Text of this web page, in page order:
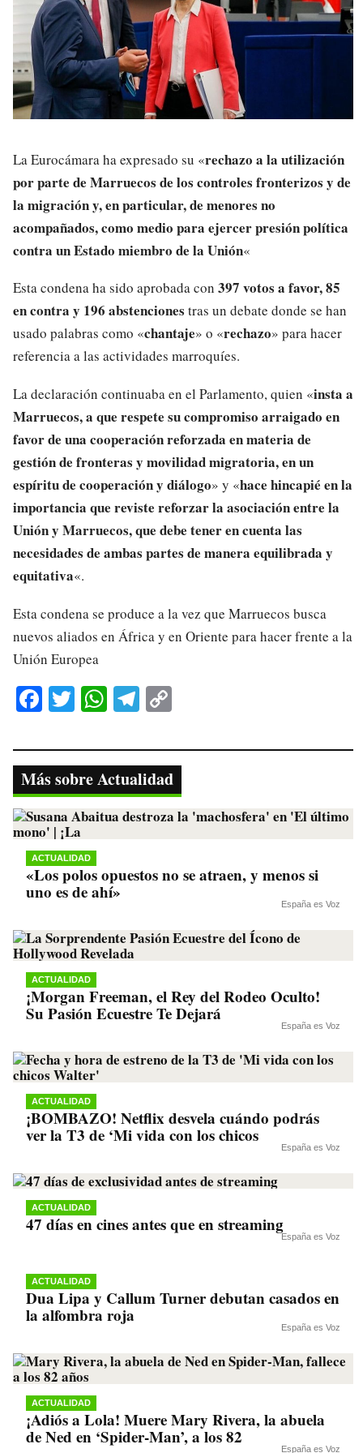
La Eurocámara ha expresado su «rechazo a la utilización
por parte de Marruecos de los controles fronterizos y de
la migración y, en particular, de menores no
acompañados, como medio para ejercer presión política
contra un Estado miembro de la Unión«
Esta condena ha sido aprobada con 397 votos a favor, 85
en contra y 196 abstenciones tras un debate donde se han
usado palabras como «chantaje» o «rechazo» para hacer
referencia a las actividades marroquíes.
La declaración continuaba en el Parlamento, quien «insta a
Marruecos, a que respete su compromiso arraigado en
favor de una cooperación reforzada en materia de
gestión de fronteras y movilidad migratoria, en un
espíritu de cooperación y diálogo» y «hace hincapié en la
importancia que reviste reforzar la asociación entre la
Unión y Marruecos, que debe tener en cuenta las
necesidades de ambas partes de manera equilibrada y
equitativa«.
Esta condena se produce a la vez que Marruecos busca
nuevos aliados en África y en Oriente para hacer frente a la
Unión Europea
Fa
bo
ok
T
tte
r
W
ts
A
pp
Te
gr
a
m
y
Li
nk
Más sobre Actualidad
ACTUALIDAD
«Los polos opuestos no se atraen, y menos si
uno es de ahí»
España es Voz
ACTUALIDAD
¡Morgan Freeman, el Rey del Rodeo Oculto!
Su Pasión Ecuestre Te Dejará
España es Voz
ACTUALIDAD
¡BOMBAZO! Netflix desvela cuándo podrás
ver la T3 de ‘Mi vida con los chicos
España es Voz
ACTUALIDAD
47 días en cines antes que en streaming
España es Voz
ACTUALIDAD
Dua Lipa y Callum Turner debutan casados en
la alfombra roja
España es Voz
ACTUALIDAD
¡Adiós a Lola! Muere Mary Rivera, la abuela
de Ned en ‘Spider-Man’, a los 82
España es Voz